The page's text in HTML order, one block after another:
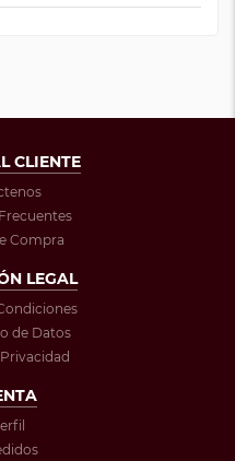
CLIENTE
Compra
LEGAL
de Datos